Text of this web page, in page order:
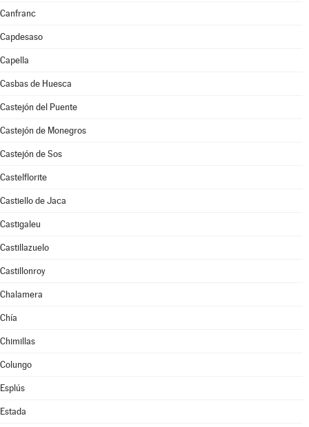
Canfranc
Capdesaso
Capella
Casbas de Huesca
Castejón del Puente
Castejón de Monegros
Castejón de Sos
Castelflorite
Castiello de Jaca
Castigaleu
Castillazuelo
Castillonroy
Chalamera
Chía
Chimillas
Colungo
Esplús
Estada